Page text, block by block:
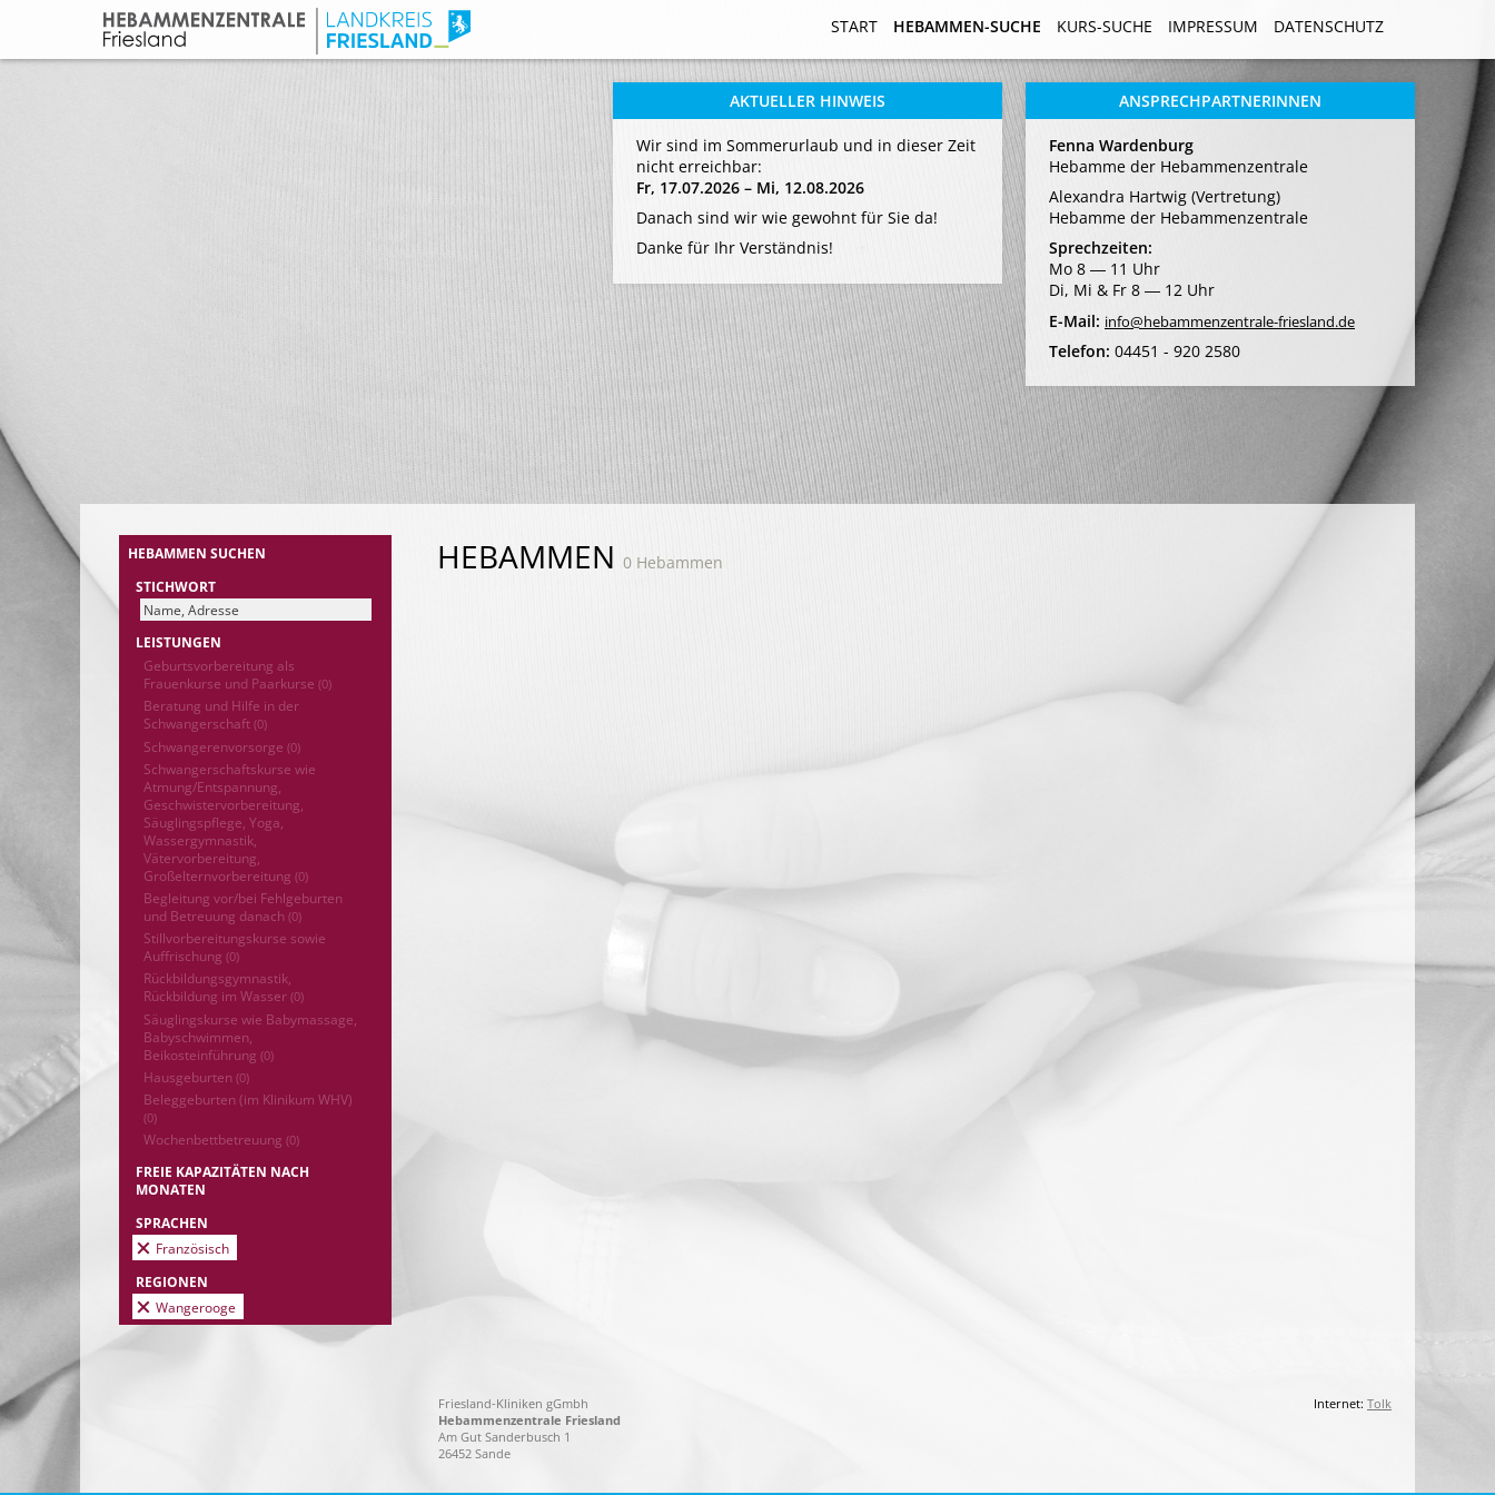
START HEBAMMEN-SUCHE KURS-SUCHE IMPRESSUM DATENSCHUTZ
START HEBAMMEN-SUCHE KURS-SUCHE IMPRESSUM DATENSCHUTZ
ANSPRECHPARTNERINNEN
Fenna Wardenburg
Hebamme der Hebammenzentrale
Alexandra Hartwig (Vertretung)
Hebamme der Hebammenzentrale
Sprechzeiten:
Mo 8 ― 11 Uhr
Di, Mi & Fr 8 ― 12 Uhr
E-Mail: info@hebammenzentrale-friesland.de
Telefon: 04451 - 920 2580
AKTUELLER HINWEIS
Wir sind im Sommerurlaub und in dieser Zeit
nicht erreichbar:
Fr, 17.07.2026 – Mi, 12.08.2026
Danach sind wir wie gewohnt für Sie da!
Danke für Ihr Verständnis!
HEBAMMEN SUCHEN
STICHWORT
LEISTUNGEN
Geburtsvorbereitung als
Frauenkurse und Paarkurse (0)
Beratung und Hilfe in der
Schwangerschaft (0)
Schwangerenvorsorge (0)
Schwangerschaftskurse wie
Atmung/Entspannung,
Geschwistervorbereitung,
Säuglingspflege, Yoga,
Wassergymnastik,
Vätervorbereitung,
Großelternvorbereitung (0)
Begleitung vor/bei Fehlgeburten
und Betreuung danach (0)
Stillvorbereitungskurse sowie
Auffrischung (0)
Rückbildungsgymnastik,
Rückbildung im Wasser (0)
Säuglingskurse wie Babymassage,
Babyschwimmen,
Beikosteinführung (0)
Hausgeburten (0)
Beleggeburten (im Klinikum WHV)
(0)
Wochenbettbetreuung (0)
FREIE KAPAZITÄTEN NACH
MONATEN
SPRACHEN
Französisch
REGIONEN
Wangerooge
HEBAMMEN 0 Hebammen
Internet: Tolk
Friesland-Kliniken gGmbh
Hebammenzentrale Friesland
Am Gut Sanderbusch 1
26452 Sande